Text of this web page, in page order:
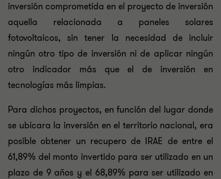
inversión comprometida en el proyecto de inversión
aquella relacionada a paneles solares
fotovoltaicos, sin tener la necesidad de incluir
ningún otro tipo de inversión ni de aplicar ningún
otro indicador más que el de inversión en
tecnologías más limpias.
Para dichos proyectos, en función del lugar donde
se ubicara la inversión en el territorio nacional, era
posible obtener un recupero de IRAE de entre el
61,89% del monto invertido para ser utilizado en un
plazo de 9 años y el 68,89% para ser utilizado en